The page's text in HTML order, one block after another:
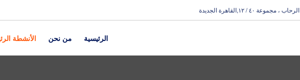
الرحاب ، مجموعة ٤٠ / ١٢,القاهرة الجديدة
الرئيسية من نحن الأنشطة